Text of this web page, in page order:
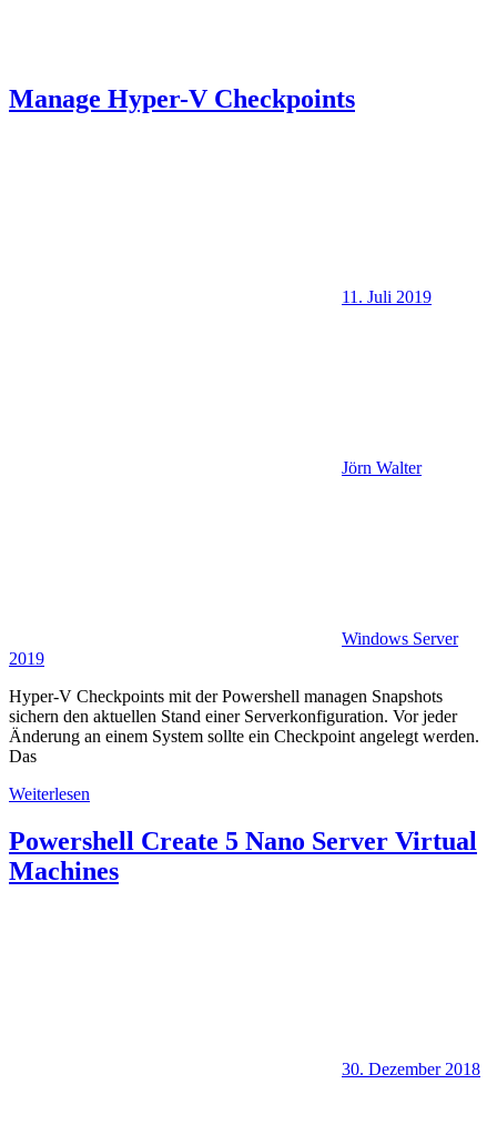
Manage Hyper-V Checkpoints
11. Juli 2019
Jörn Walter
Windows Server
2019
Hyper-V Checkpoints mit der Powershell managen Snapshots
sichern den aktuellen Stand einer Serverkonfiguration. Vor jeder
Änderung an einem System sollte ein Checkpoint angelegt werden.
Das
Weiterlesen
Powershell Create 5 Nano Server Virtual
Machines
30. Dezember 2018